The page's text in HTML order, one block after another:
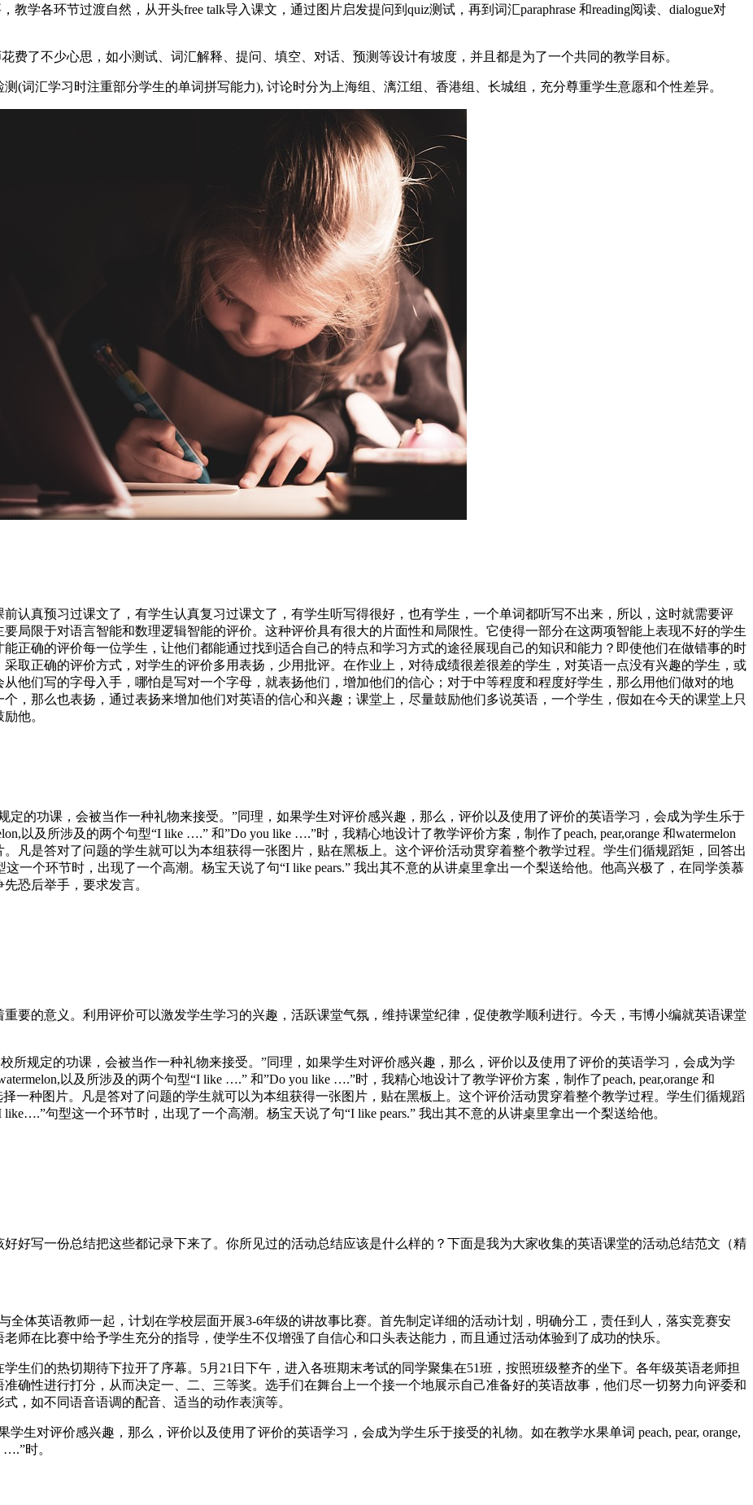
学各环节过渡自然，从开头free talk导入课文，通过图片启发提问到quiz测试，再到词汇paraphrase 和reading阅读、dialogue对
费了不少心思，如小测试、词汇解释、提问、填空、对话、预测等设计有坡度，并且都是为了一个共同的教学目标。
(词汇学习时注重部分学生的单词拼写能力), 讨论时分为上海组、漓江组、香港组、长城组，充分尊重学生意愿和个性差异。
认真预习过课文了，有学生认真复习过课文了，有学生听写得很好，也有学生，一个单词都听写不出来，所以，这时就需要评
局限于对语言智能和数理逻辑智能的评价。这种评价具有很大的片面性和局限性。它使得一部分在这两项智能上表现不好的学生
正确的评价每一位学生，让他们都能通过找到适合自己的特点和学习方式的途径展现自己的知识和能力？即使他们在做错事的时
取正确的评价方式，对学生的评价多用表扬，少用批评。在作业上，对待成绩很差很差的学生，对英语一点没有兴趣的学生，或
他们写的字母入手，哪怕是写对一个字母，就表扬他们，增加他们的信心；对于中等程度和程度好学生，那么用他们做对的地
，那么也表扬，通过表扬来增加他们对英语的信心和兴趣；课堂上，尽量鼓励他们多说英语，一个学生，假如在今天的课堂上只
他。
定的功课，会被当作一种礼物来接受。”同理，如果学生对评价感兴趣，那么，评价以及使用了评价的英语学习，会成为学生乐于
以及所涉及的两个句型“I like ….” 和”Do you like ….”时，我精心地设计了教学评价方案，制作了peach, pear,orange 和watermelon
凡是答对了问题的学生就可以为本组获得一张图片，贴在黑板上。这个评价活动贯穿着整个教学过程。学生们循规蹈矩，回答出
一个环节时，出现了一个高潮。杨宝天说了句“I like pears.” 我出其不意的从讲桌里拿出一个梨送给他。他高兴极了，在同学羡慕
恐后举手，要求发言。
要的意义。利用评价可以激发学生学习的兴趣，活跃课堂气氛，维持课堂纪律，促使教学顺利进行。今天，韦博小编就英语课堂
所规定的功课，会被当作一种礼物来接受。”同理，如果学生对评价感兴趣，那么，评价以及使用了评价的英语学习，会成为学
以及所涉及的两个句型“I like ….” 和”Do you like ….”时，我精心地设计了教学评价方案，制作了peach, pear,orange 和
一种图片。凡是答对了问题的学生就可以为本组获得一张图片，贴在黑板上。这个评价活动贯穿着整个教学过程。学生们循规蹈
句型这一个环节时，出现了一个高潮。杨宝天说了句“I like pears.” 我出其不意的从讲桌里拿出一个梨送给他。
好写一份总结把这些都记录下来了。你所见过的活动总结应该是什么样的？下面是我为大家收集的英语课堂的活动总结范文（精
全体英语教师一起，计划在学校层面开展3-6年级的讲故事比赛。首先制定详细的活动计划，明确分工，责任到人，落实竞赛安
师在比赛中给予学生充分的指导，使学生不仅增强了自信心和口头表达能力，而且通过活动体验到了成功的快乐。
生们的热切期待下拉开了序幕。5月21日下午，进入各班期末考试的同学聚集在51班，按照班级整齐的坐下。各年级英语老师担
确性进行打分，从而决定一、二、三等奖。选手们在舞台上一个接一个地展示自己准备好的英语故事，他们尽一切努力向评委和
，如不同语音语调的配音、适当的动作表演等。
生对评价感兴趣，那么，评价以及使用了评价的英语学习，会成为学生乐于接受的礼物。如在教学水果单词 peach, pear, orange,
时。